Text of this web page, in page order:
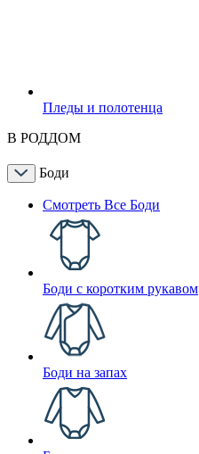
Пледы и полотенца
В РОДДОМ
Боди
Смотреть Все Боди
Боди с коротким рукавом
Боди на запах